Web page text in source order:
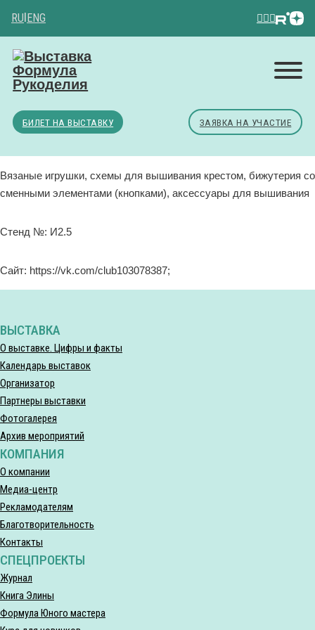
RU ENG
БИЛЕТ НА ВЫСТАВКУ ЗАЯВКА НА УЧАСТИЕ
Вязаные игрушки, схемы для вышивания крестом, бижутерия со
сменными элементами (кнопками), аксессуары для вышивания
Стенд №: И2.5
Сайт: https://vk.com/club103078387;
ВЫСТАВКА
О выставке. Цифры и факты
Календарь выставок
Организатор
Партнеры выставки
Фотогалерея
Архив мероприятий
КОМПАНИЯ
О компании
Медиа-центр
Рекламодателям
Благотворительность
Контакты
СПЕЦПРОЕКТЫ
Журнал
Книга Элины
Формула Юного мастера